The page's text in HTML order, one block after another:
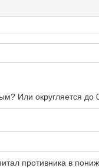
Или округляется
противника в